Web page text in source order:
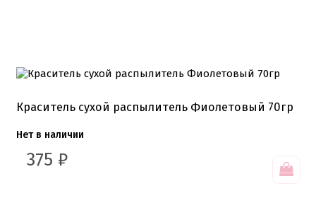
Краситель сухой распылитель Фиолетовый 70гр
Нет в наличии
375 ₽